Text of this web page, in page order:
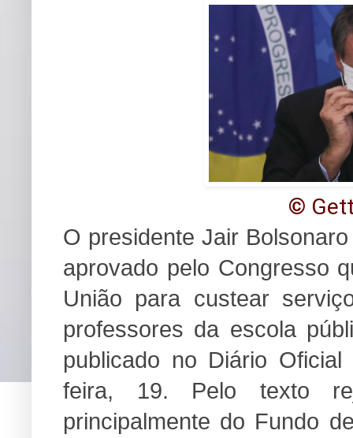
©
O presidente Jair
aprovado pelo Congresso
União para custear
professores da escola
publicado no Diário
feira, 19. Pelo texto
principalmente do Fundo